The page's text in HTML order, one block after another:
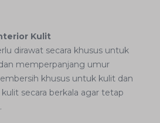
Kulit
dirawat secara khusus untuk
memperpanjang umur
khusus untuk kulit dan
secara berkala agar tetap